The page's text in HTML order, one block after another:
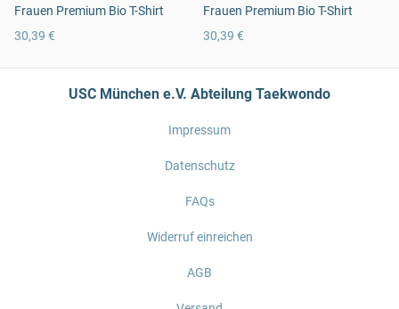
Frauen Premium Bio T-Shirt
30,39 €
Frauen Premium Bio T-Shirt
30,39 €
USC München e.V. Abteilung Taekwondo
Impressum
Datenschutz
FAQs
Widerruf einreichen
AGB